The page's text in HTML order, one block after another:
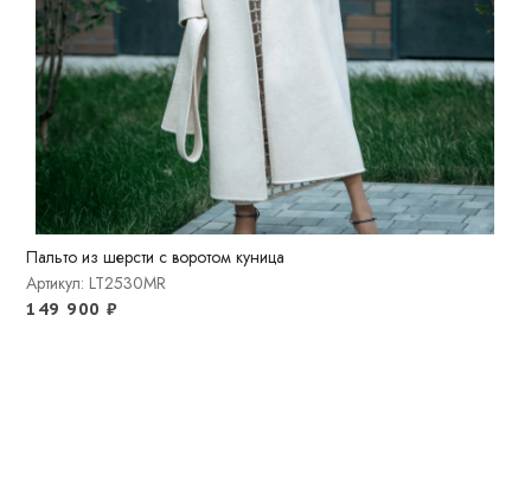
Пальто из шерсти с воротом куница
Артикул: LT2530MR
149 900₽